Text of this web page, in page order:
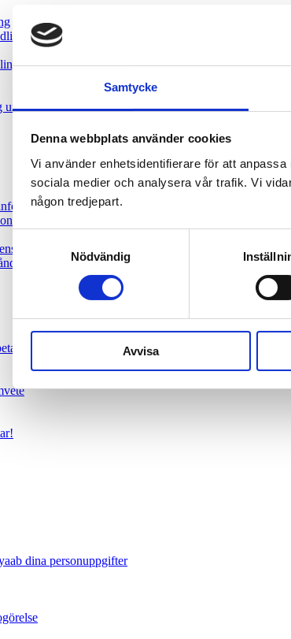
Samtycke
Denna webbplats använder cookies
Vi använder enhetsidentifierare för att
sociala medier och analysera vår trafik. Vi
någon tredjepart.
Nödvändig
Avvisa
under Mölndalsån
till allmänheten
avloppsvattenrening
dina personuppgifter